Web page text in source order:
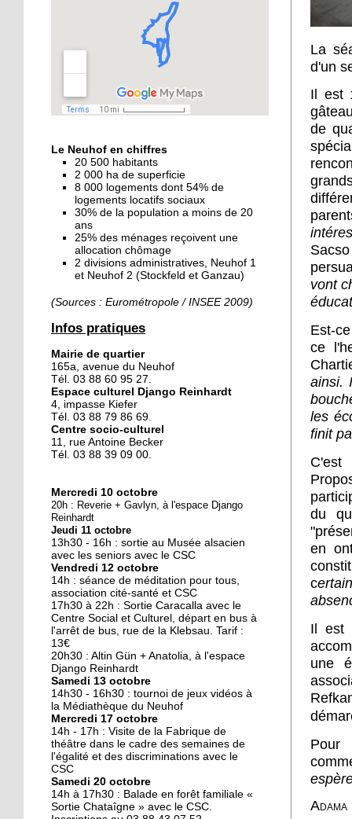
16 octobre 2018
«Chacun me propose un
autofinancement là, ce
qui vous vient !»
16 octobre 2018
ciel ouvert »
16 octobre 2018
Un vécu de poids
15 octobre 2018
Difracto : devenir un pro
avec Django
Le vrac s'invite au Neuhof
11 octobre 2018
Les petites filles
chaussent leurs
10 octobre 2018
Nouveau look pour une
nouvelle mairie
19 octobre 2017
Face au challenge du
numérique
19 octobre 2017
La précarité tue
18 octobre 2017
Quatre décennies au
chevet du Neuhof
18 octobre 2017
Le Neuhof en chiffres
20 500 habitants
2 000 ha de superficie
8 000 logements dont 54% de
logements locatifs sociaux
30% de la population a moins de 20
ans
25% des ménages reçoivent une
allocation chômage
2 divisions administratives, Neuhof 1
et Neuhof 2 (Stockfeld et Ganzau)
(Sources : Eurométropole / INSEE 2009)
Infos pratiques
Mairie de quartier
165a, avenue du Neuhof
Tél. 03 88 60 95 27.
Espace culturel Django Reinhardt
4, impasse Kiefer
Tél. 03 88 79 86 69.
Centre socio-culturel
11, rue Antoine Becker
Tél. 03 88 39 09 00.
Mercredi 10 octobre
20h : Reverie + Gavlyn, à l'espace Django
Reinhardt
Jeudi 11 octobre
13h30 - 16h : sortie au Musée alsacien
avec les seniors avec le CSC
Vendredi 12 octobre
14h : séance de méditation pour tous,
association cité-santé et CSC
17h30 à 22h : Sortie Caracalla avec le
Centre Social et Culturel, départ en bus à
l'arrêt de bus, rue de la Klebsau. Tarif :
13€
20h30 : Altin Gün + Anatolia, à l'espace
Django Reinhardt
Samedi 13 octobre
14h30 - 16h30 : tournoi de jeux vidéos à
la Médiathèque du Neuhof
Mercredi 17 octobre
14h - 17h : Visite de la Fabrique de
théâtre dans le cadre des semaines de
l'égalité et des discriminations avec le
CSC
Samedi 20 octobre
14h à 17h30 : Balade en forêt familiale «
Sortie Chataîgne » avec le CSC.
La
d'un
Il est
de
vont
Est-
ce
ainsi.
les
finit
C'est
du
en
c
Il est
une
Pour